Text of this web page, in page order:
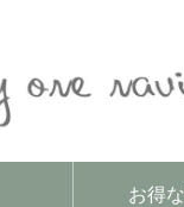
お得